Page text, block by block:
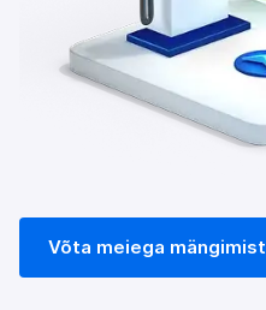
Võta meiega mängimist